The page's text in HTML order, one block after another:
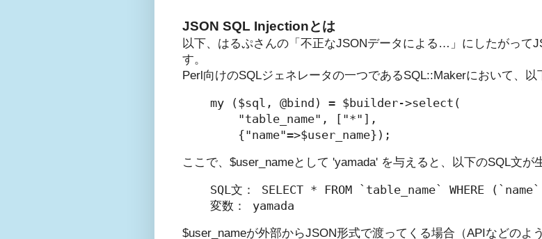
JSON SQL Injectionとは
以下、はるぷさんの「不正なJSONデータによる…」にしたがって
す。
Perl向けのSQLジェネレータの一つであるSQL::Makerにおいて、以
my ($sql, @bind) = $builder->select(
"table_name", ["*"],
{"name"=>$user_name});
ここで、$user_nameとして 'yamada' を与えると、以下のSQL文が
SQL文： SELECT * FROM `table_name` WHERE
変数： yamada
$user_nameが外部からJSON形式で渡ってくる場合（APIなどのよ